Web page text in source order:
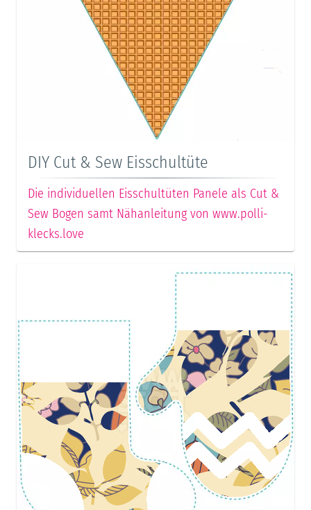
DIY Cut & Sew Eisschultüte
Die individuellen Eisschultüten Panele als Cut &
Sew Bogen samt Nähanleitung von www.polli-
klecks.love